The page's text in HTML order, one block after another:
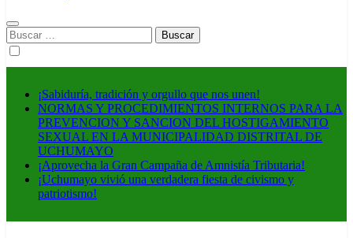
Buscar:
¡Sabiduría, tradición y orgullo que nos unen!
NORMAS Y PROCEDIMIENTOS INTERNOS PARA LA
PREVENCION Y SANCION DEL HOSTIGAMIENTO
SEXUAL EN LA MUNICIPALIDAD DISTRITAL DE
UCHUMAYO
¡Aprovecha la Gran Campaña de Amnistía Tributaria!
¡Uchumayo vivió una verdadera fiesta de civismo y
patriotismo!